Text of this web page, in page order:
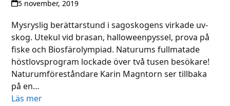
5 november, 2019
Mysryslig berättarstund i sagoskogens virkade uv-
skog. Utekul vid brasan, halloweenpyssel, prova på
fiske och Biosfärolympiad. Naturums fullmatade
höstlovsprogram lockade över två tusen besökare!
Naturumföreståndare Karin Magntorn ser tillbaka
på en…
Läs mer